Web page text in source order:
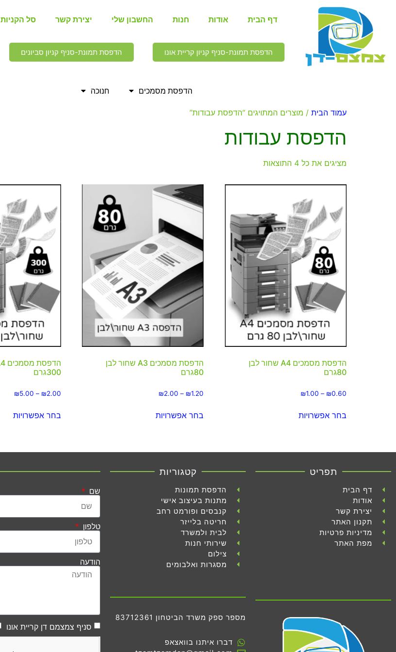
דף הבית אודות חנות החשבון שלי יצירת קשר סל הקניות
הדפסת תמונת-סניף קניון קריית אונו הדפסת תמונת-סניף קניון סביונים
הדפסת מסמכים חנוכה
עמוד הבית / מוצרים המתויגים “הדפסת עבודות”
הדפסת עבודות
מציגים את כל ⁦4⁩ התוצאות
הדפסת מסמכים A4 שחור לבן
80גרם
₪0.60
–
₪1.00
בחר אפשרויות
הדפסת מסמכים A3 שחור לבן
80גרם
₪1.20
–
₪2.00
בחר אפשרויות
300גרם
₪2.00
–
₪5.00
בחר אפשרויות
תפריט
דף הבית
אודות
יצירת קשר
תקנון האתר
מדיניות פרטיות
מפת האתר
קטגוריות
הדפסת תמונות
מתנות בעיצוב אישי
קנבסים ופורמט רחב
חריטה בלייזר
לבית ולמשרד
שירותי חנות
צילום
מסגרות ואלבומים
מספר ספק משרד הביטחון 83712361
דברו איתנו בוואצאפ
שם
טלפון
הודעה
סניף צמצמם דן קריית אונו